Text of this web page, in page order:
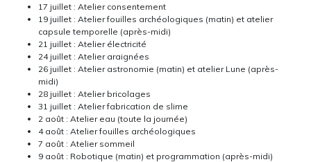
17 juillet : Atelier consentement
19 juillet : Atelier fouilles archéologiques (matin) et atelier
capsule temporelle (après-midi)
21 juillet : Atelier électricité
24 juillet : Atelier araignées
26 juillet : Atelier astronomie (matin) et atelier Lune (après-
midi)
28 juillet : Atelier bricolages
31 juillet : Atelier fabrication de slime
2 août : Atelier eau (toute la journée)
4 août : Atelier fouilles archéologiques
7 août : Atelier sommeil
9 août : Robotique (matin) et programmation (après-midi)